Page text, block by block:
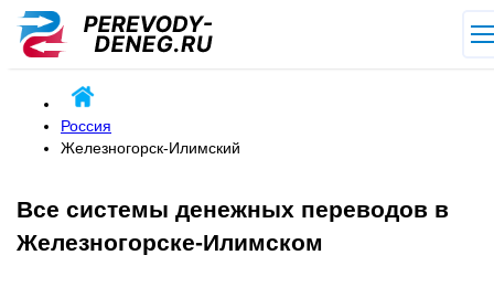
Россия
Железногорск-Илимский
Все системы денежных переводов в
Железногорске-Илимском